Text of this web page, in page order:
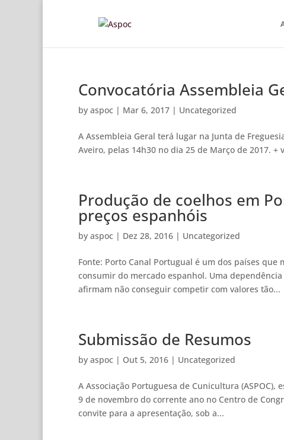
Convocatória Assembleia
by aspoc | Mar 6, 2017 | Uncategorized
A Assembleia Geral terá lugar na Junta de
Aveiro, pelas 14h30 no dia 25 de Março de 2017. +
Produção de coelhos em
preços espanhóis
by aspoc | Dez 28, 2016 | Uncategorized
Fonte: Porto Canal Portugual é um dos países
consumir do mercado espanhol. Uma
afirmam não conseguir competir com valores tão...
Submissão de Resumos
by aspoc | Out 5, 2016 | Uncategorized
A Associação Portuguesa de Cunicultura (ASPOC),
9 de novembro do corrente ano no Centro de
convite para a apresentação, sob a...